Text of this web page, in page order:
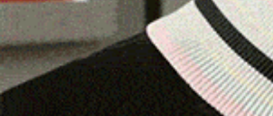
Palio dei Comuni e le listed per i puro sangue
Alla prima si corre in sabbia ilPremio
Gioanna (Batman-S. Saba-A. Cottu-G.
prosegue sino ad allungare in dirittura,
Bonorva, davanti a General de Campeda e